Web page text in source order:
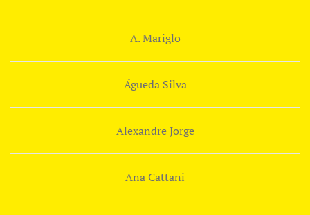
A. Mariglo
Águeda Silva
Alexandre Jorge
Ana Cattani